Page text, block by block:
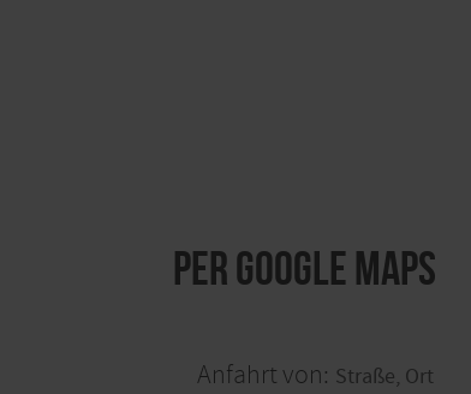
per Google Maps
Anfahrt von: